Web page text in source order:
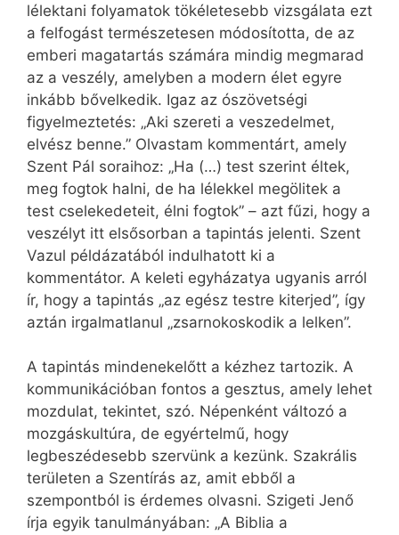
lélektani folyamatok tökéletesebb vizsgálata ezt
a felfogást természetesen módosította, de az
emberi magatartás számára mindig megmarad
az a veszély, amelyben a modern élet egyre
inkább bővelkedik. Igaz az ószövetségi
figyelmeztetés: „Aki szereti a veszedelmet,
elvész benne.” Olvastam kommentárt, amely
Szent Pál soraihoz: „Ha (…) test szerint éltek,
meg fogtok halni, de ha lélekkel megölitek a
test cselekedeteit, élni fogtok” – azt fűzi, hogy a
veszélyt itt elsősorban a tapintás jelenti. Szent
Vazul példázatából indulhatott ki a
kommentátor. A keleti egyházatya ugyanis arról
ír, hogy a tapintás „az egész testre kiterjed”, így
aztán irgalmatlanul „zsarnokoskodik a lelken”.
A tapintás mindenekelőtt a kézhez tartozik. A
kommunikációban fontos a gesztus, amely lehet
mozdulat, tekintet, szó. Népenként változó a
mozgáskultúra, de egyértelmű, hogy
legbeszédesebb szervünk a kezünk. Szakrális
területen a Szentírás az, amit ebből a
szempontból is érdemes olvasni. Szigeti Jenő
írja egyik tanulmányában: „A Biblia a